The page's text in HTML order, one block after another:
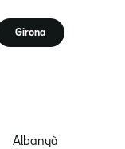
Girona
Albanyà